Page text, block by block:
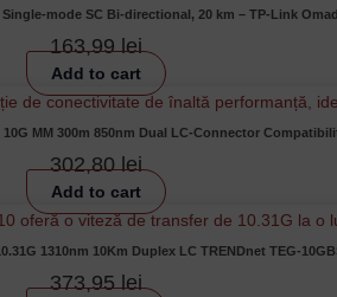
mode SC Bi-directional, 20 km – TP-Link
163,99lei
Add to cart
10G MM 300m 850nm Dual LC-Connector
302,80lei
Add to cart
1310nm 10Km Duplex LC TRENDnet TEG-
373,95lei